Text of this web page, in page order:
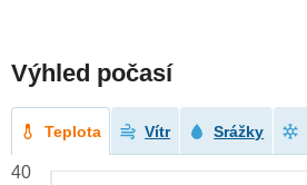
Výhled počasí
Teplota Vítr Srážky
40